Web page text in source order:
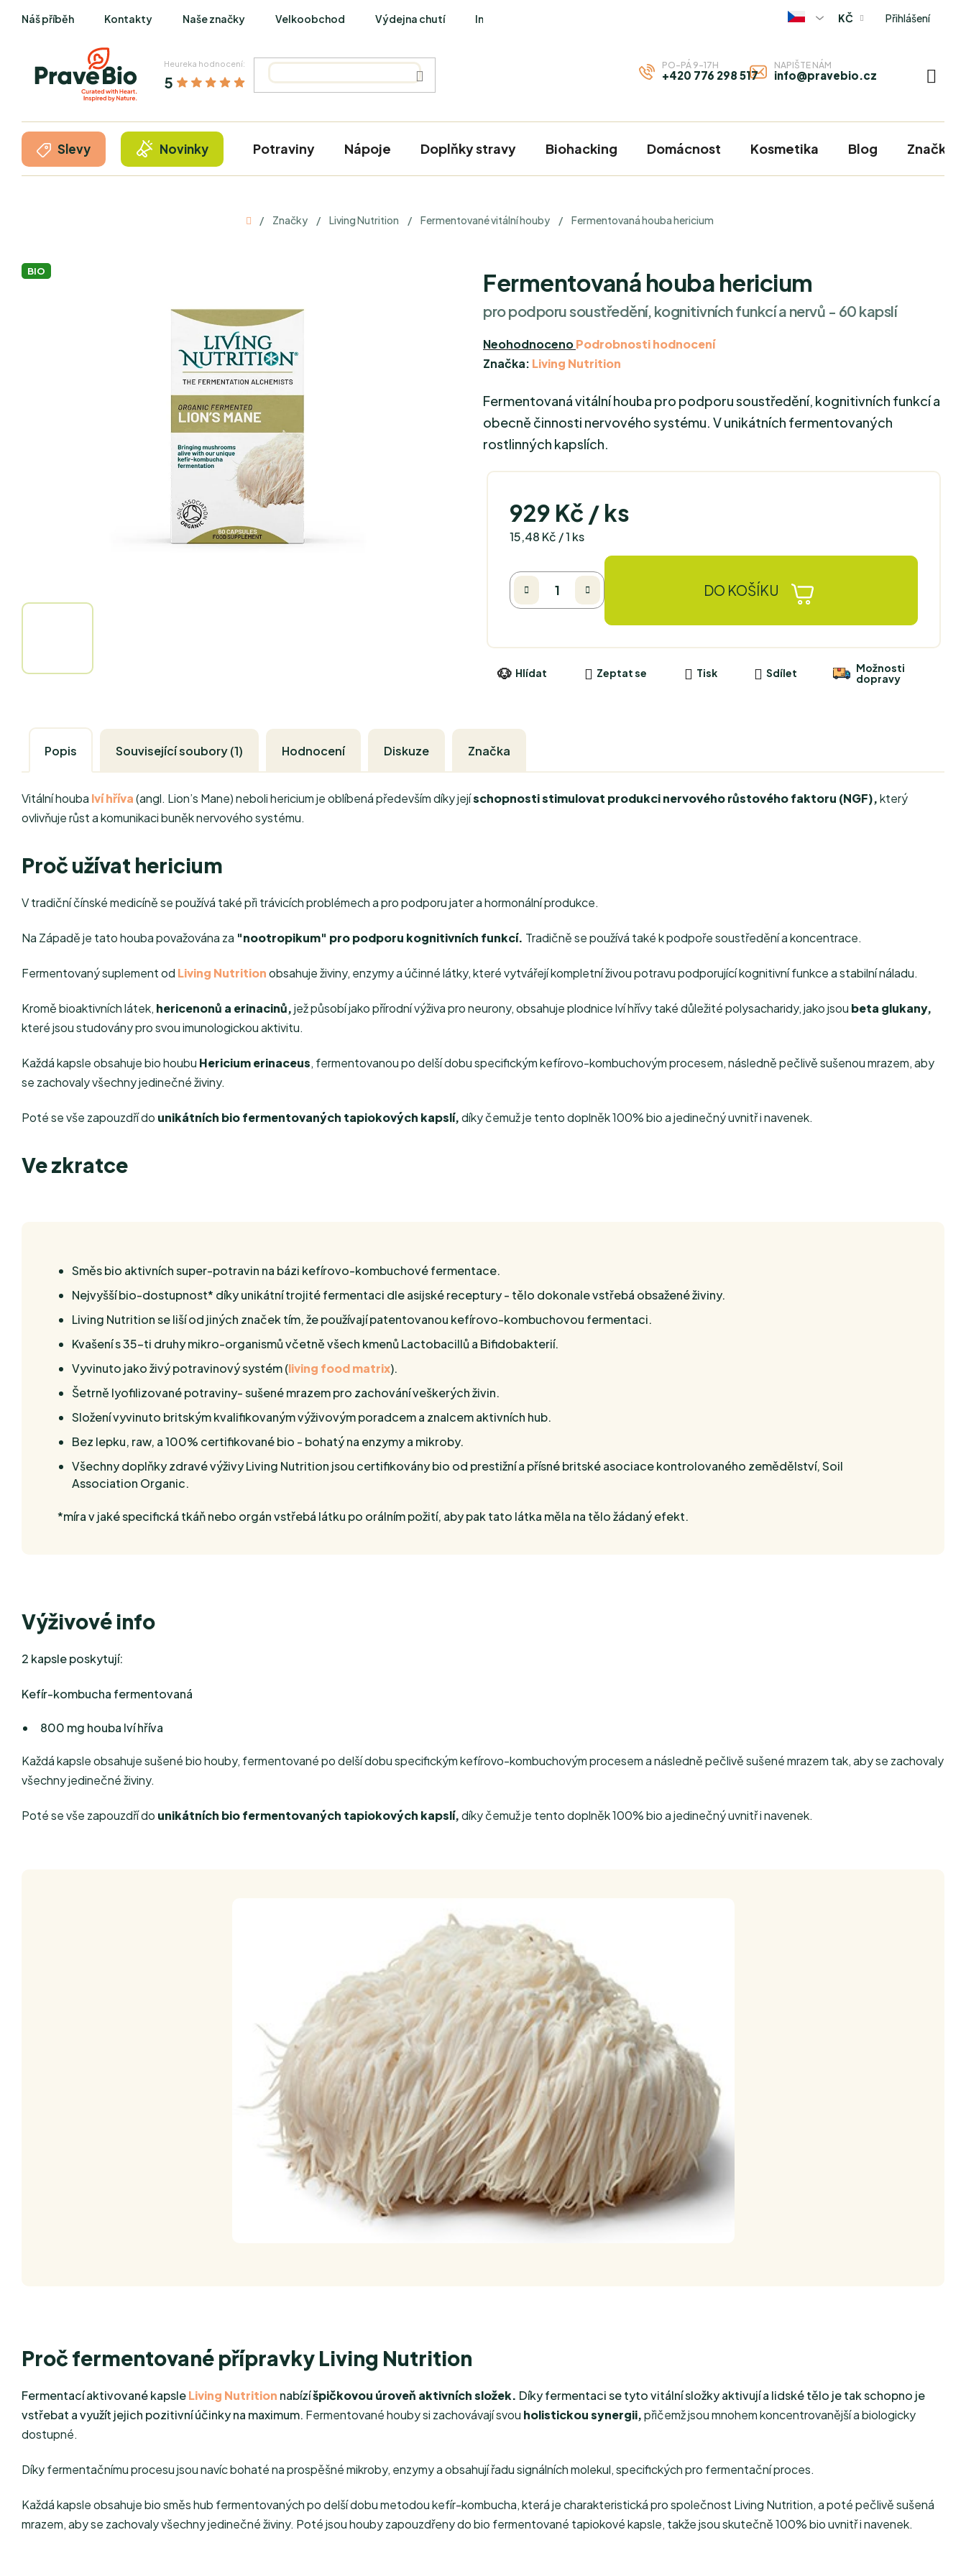
Náš příběh Kontakty Naše značky Velkoobchod Výdejna chutí Interviews KČ Přihlášení
Heureka hodnocení:
5
PO-PÁ 9-17H
+420 776 298 517
NAPIŠTE NÁM
info@pravebio.cz
Slevy Novinky Potraviny Nápoje Doplňky stravy Biohacking Domácnost Kosmetika Blog Značky
Domů
/ Značky / Living Nutrition / Fermentované vitální houby / Fermentovaná houba hericium
Fermentovaná houba hericium
pro podporu soustředění, kognitivních funkcí a nervů - 60 kapslí
Průměrné
hodnocení
je
0,0
z
hvězdiček.
NeohodnocenoPodrobnosti hodnocení
Značka: Living Nutrition
Fermentovaná vitální houba pro podporu soustředění, kognitivních funkcí a
obecně činnosti nervového systému. V unikátních fermentovaných
rostlinných kapslích.
929 Kč / ks
Měrná cena:
15,48 Kč / 1 ks
DO KOŠÍKU
Tisk
Zeptat se
Hlídat Sdílet
Možnosti
dopravy
BIO
Popis Související soubory (1) Hodnocení Diskuze Značka
Vitální houba lví hříva(angl. Lion’s Mane) neboli hericium je oblíbená především díky jejíschopnosti stimulovat produkci nervového růstového faktoru (NGF),který
ovlivňuje růst a komunikaci buněk nervového systému.
Proč užívat hericium
V tradiční čínské medicíně se používá také při trávicích problémech a pro podporu jater a hormonální produkce.
Na Západě je tato houba považována za "nootropikum" pro podporu kognitivních funkcí. Tradičně se používá také k podpoře soustředění a koncentrace.
Fermentovaný suplement od Living Nutritionobsahuje živiny, enzymy a účinné látky, které vytvářejí kompletní živou potravu podporující kognitivní funkce a stabilní náladu.
Kromě bioaktivních látek, hericenonů a erinacinů,jež působí jako přírodní výživa pro neurony, obsahuje plodnice lví hřívy také důležité polysacharidy, jako jsou beta glukany,
které jsou studovány pro svou imunologickou aktivitu.
Každá kapsle obsahuje bio houbu Hericium erinaceus, fermentovanou po delší dobu specifickým kefírovo-kombuchovým procesem, následně pečlivě sušenou mrazem, aby
se zachovaly všechny jedinečné živiny.
Poté se vše zapouzdří do unikátních bio fermentovaných tapiokových kapslí,díky čemuž je tento doplněk 100% bio a jedinečný uvnitř i navenek.
Ve zkratce
Směs bio aktivních super-potravin na bázi kefírovo-kombuchové fermentace.
Nejvyšší bio-dostupnost* díky unikátní trojité fermentaci dle asijské receptury - tělo dokonale vstřebá obsažené živiny.
Living Nutrition se liší od jiných značek tím, že používají patentovanou kefírovo-kombuchovou fermentaci.
Kvašení s 35-ti druhy mikro-organismů včetně všech kmenů Lactobacillů a Bifidobakterií.
Vyvinuto jako živý potravinový systém (living food matrix).
Šetrně lyofilizované potraviny- sušené mrazem pro zachování veškerých živin.
Složení vyvinuto britským kvalifikovaným výživovým poradcem a znalcem aktivních hub.
Bez lepku, raw, a 100% certifikované bio - bohatý na enzymy a mikroby.
Všechny doplňky zdravé výživy Living Nutrition jsou certifikovány bio od prestižní a přísné britské asociace kontrolovaného zemědělství, Soil
Association Organic.
*míra v jaké specifická tkáň nebo orgán vstřebá látku po orálním požití, aby pak tato látka měla na tělo žádaný efekt.
Výživové info
2 kapsle poskytují:
Kefír-kombucha fermentovaná
800 mg houba lví hříva
Každá kapsle obsahuje sušené bio houby, fermentované po delší dobu specifickým kefírovo-kombuchovým procesem a následně pečlivě sušené mrazem tak, aby se zachovaly
všechny jedinečné živiny.
Poté se vše zapouzdří do unikátních bio fermentovaných tapiokových kapslí,díky čemuž je tento doplněk 100% bio a jedinečný uvnitř i navenek.
Proč fermentované přípravky Living Nutrition
Fermentací aktivované kapsleLiving Nutrition nabízíšpičkovou úroveň aktivních složek. Díky fermentaci se tyto vitální složky aktivují a lidské tělo je tak schopno je
vstřebat a využít jejich pozitivní účinky na maximum. Fermentované houby si zachovávají svou holistickou synergii,přičemž jsou mnohem koncentrovanější a biologicky
dostupné.
Díky fermentačnímu procesu jsou navíc bohaté na prospěšné mikroby, enzymy a obsahují řadu signálních molekul, specifických pro fermentační proces.
Každá kapsle obsahuje bio směs hub fermentovaných po delší dobu metodou kefír-kombucha, která je charakteristická pro společnost Living Nutrition, a poté pečlivě sušená
mrazem, aby se zachovaly všechny jedinečné živiny. Poté jsou houby zapouzdřeny do bio fermentované tapiokové kapsle, takže jsou skutečně 100% bio uvnitř i navenek.